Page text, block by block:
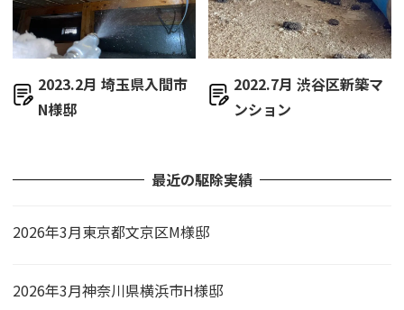
2023.2月 埼玉県入間市
N様邸
2022.7月 渋谷区新築マ
ンション
最近の駆除実績
2026年3月東京都文京区M様邸
2026年3月神奈川県横浜市H様邸